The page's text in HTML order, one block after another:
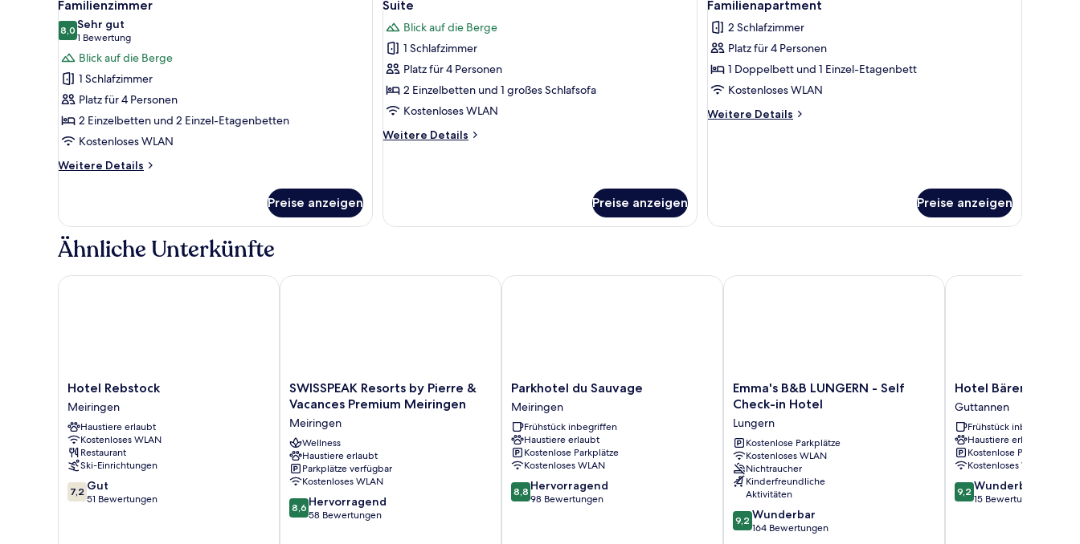
Fotos
für
Familienzimmer
anzeigen
Familienzimmer
8,08,0 von 10
Sehr gut
1 Bewertung
(1
Bewertung)
Blick auf die Berge
1 Schlafzimmer
Platz für 4 Personen
2 Einzelbetten und 2 Einzel-Etagenbetten
Kostenloses WLAN
Weitere Details
Weitere
Preise anzeigen
Fotos
für
Suite
anzeigen
Suite
Blick auf die Berge
1 Schlafzimmer
Platz für 4 Personen
2 Einzelbetten und 1 großes Schlafsofa
Kostenloses WLAN
Weitere Details
Weitere
Preise anzeigen
Fotos
für
Familienapartment
anzeigen
Familienapartment
2 Schlafzimmer
Platz für 4 Personen
1 Doppelbett und 1 Einzel-Etagenbett
Kostenloses WLAN
Weitere Details
Weitere
Preise anzeigen
Ähnliche Unterkünfte
Hotel
Rebstock
Meiringen
Hotel Rebstock
Meiringen
Haustiere erlaubt
Kostenloses WLAN
Restaurant
Ski-Einrichtungen
7.2
von
7,2 Gut
51 Bewertungen
Hotel Rebstock
SWISSPEAK
Resorts
Pierre
&
Vacances
Premium
Meiringen
Meiringen
SWISSPEAK Resorts by Pierre &
Vacances Premium Meiringen
Meiringen
Wellness
Haustiere erlaubt
Parkplätze verfügbar
Kostenloses WLAN
8.6
von
8,6 Hervorragend
58 Bewertungen
SWISSPEAK Resorts by Pierre & Vacances Premium Meiringen
Parkhotel
du
Sauvage
Meiringen
Parkhotel du Sauvage
Meiringen
Frühstück inbegriffen
Haustiere erlaubt
Kostenlose Parkplätze
Kostenloses WLAN
8.8
von
8,8 Hervorragend
98 Bewertungen
Parkhotel du Sauvage
Emma's
B&B
-
Self
Check-
in
Hotel
Lungern
Emma's B&B LUNGERN - Self
Check-in Hotel
Lungern
Kostenlose Parkplätze
Kostenloses WLAN
Nichtraucher
Kinderfreundliche
Aktivitäten
9.2
von
9,2 Wunderbar
164 Bewertungen
Emma's B&B LUNGERN - Self Check-in Hotel
Hotel
Bären
Guttannen
Guttannen
Hotel Bären
Guttannen
Frühstück inbegriffen
Haustiere erlaubt
Kostenlose Parkplätze
Kostenloses WLAN
9.2
von
9,2 Wunderbar
15 Bewertungen
Hotel Bären Guttannen